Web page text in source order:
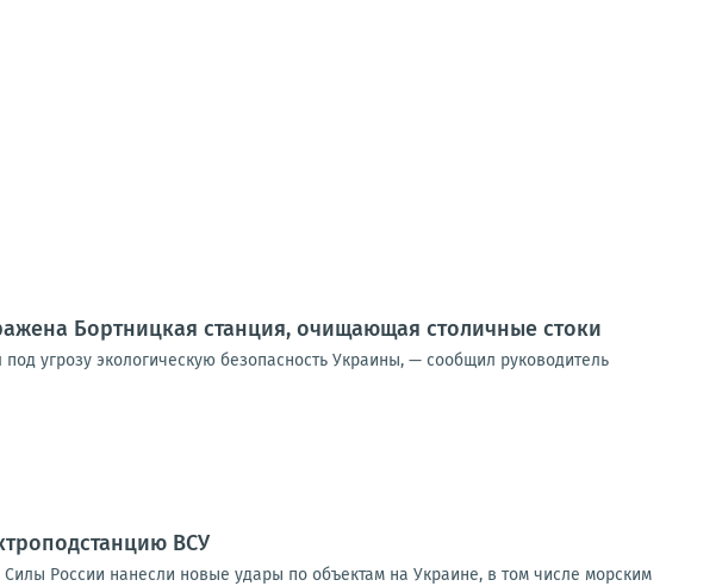
Бортницкая станция, очищающая столичные стоки
угрозу экологическую безопасность Украины, — сообщил руководитель
ВСУ
России нанесли новые удары по объектам на Украине, в том числе морским